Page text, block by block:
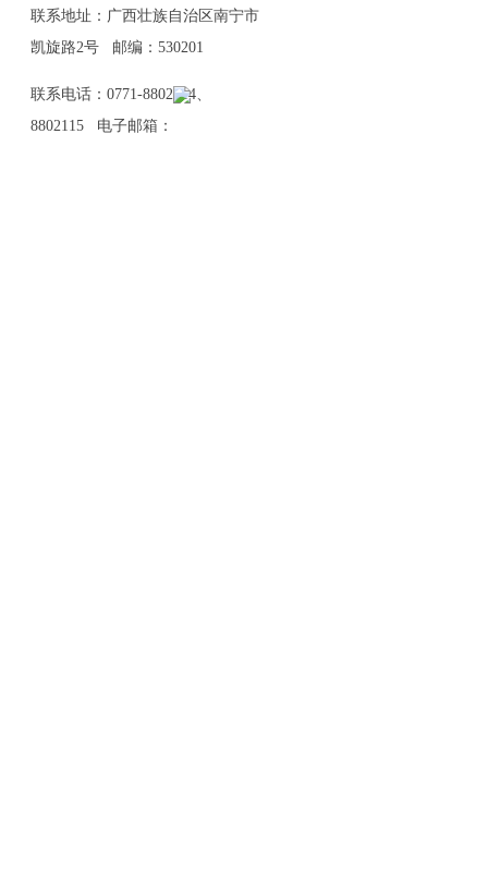
联系地址：广西壮族自治区南宁市
凯旋路2号 邮编：530201
联系电话：0771-8802114、
8802115 电子邮箱：